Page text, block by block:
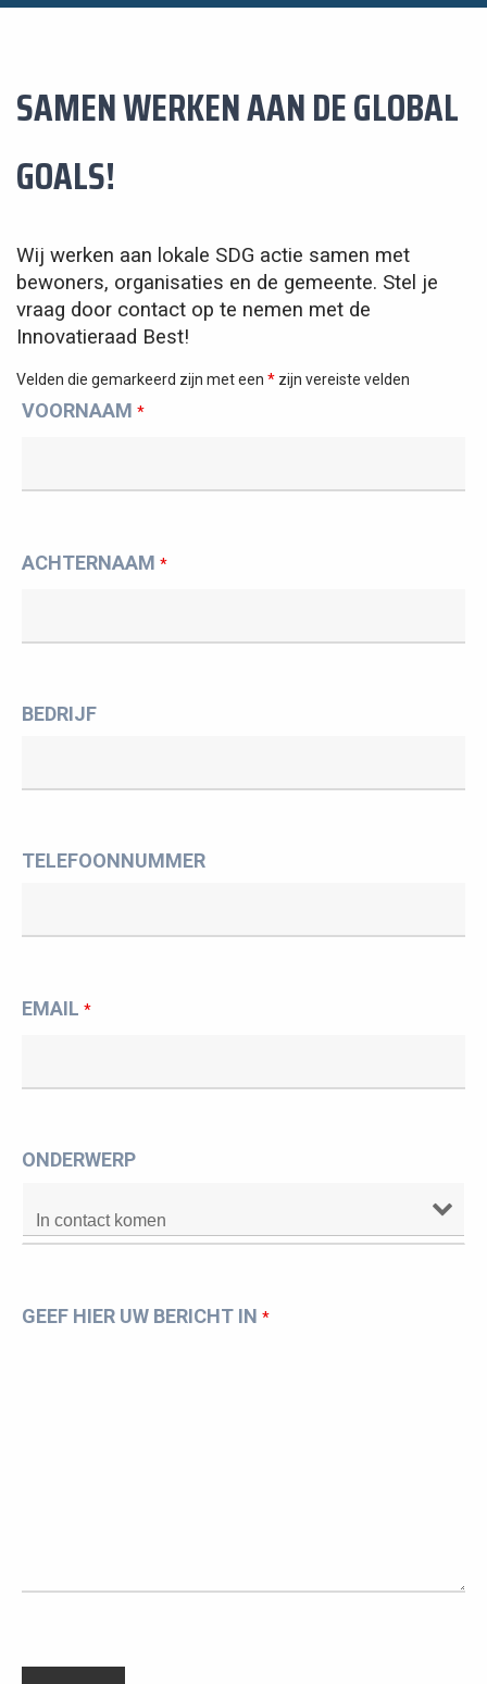
SAMEN WERKEN AAN DE GLOBAL
GOALS!
Wij werken aan lokale SDG actie samen met
bewoners, organisaties en de gemeente. Stel je
vraag door contact op te nemen met de
Innovatieraad Best!
Velden die gemarkeerd zijn met een * zijn vereiste velden
VOORNAAM *
ACHTERNAAM *
BEDRIJF
TELEFOONNUMMER
EMAIL *
ONDERWERP
GEEF HIER UW BERICHT IN *